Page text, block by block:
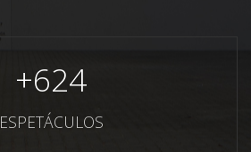
+624
ESPETÁCULOS